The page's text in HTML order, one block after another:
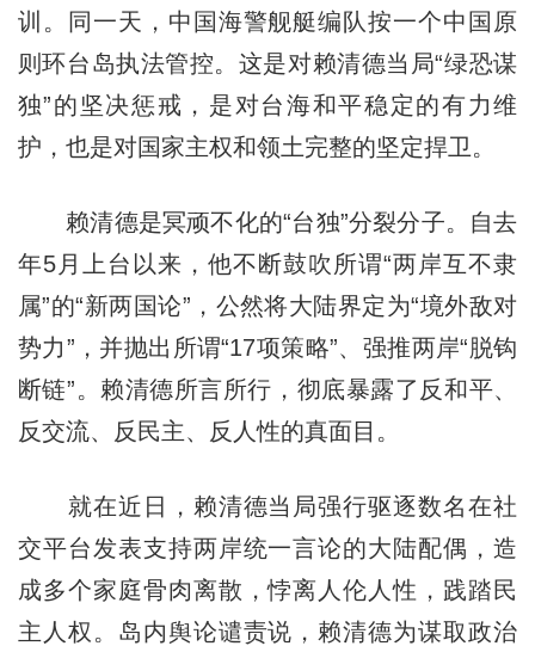
训。同一天，中国海警舰艇编队按一个中国原
则环台岛执法管控。这是对赖清德当局“绿恐谋
独”的坚决惩戒，是对台海和平稳定的有力维
护，也是对国家主权和领土完整的坚定捍卫。
赖清德是冥顽不化的“台独”分裂分子。自去
年5月上台以来，他不断鼓吹所谓“两岸互不隶
属”的“新两国论”，公然将大陆界定为“境外敌对
势力”，并抛出所谓“17项策略”、强推两岸“脱钩
断链”。赖清德所言所行，彻底暴露了反和平、
反交流、反民主、反人性的真面目。
就在近日，赖清德当局强行驱逐数名在社
交平台发表支持两岸统一言论的大陆配偶，造
成多个家庭骨肉离散，悖离人伦人性，践踏民
主人权。岛内舆论谴责说，赖清德为谋取政治